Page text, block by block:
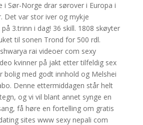
i Sør-Norge drar sørover i Europa i
Det var stor iver og mykje
3.trinn i dag! 36 skill. 1808 skøyter
til sonen Trond for 500 rdl.
rai videoer com sexy
kvinner på jakt etter tilfeldig sex
bolig med godt innhold og Melshei
Denne ettermiddagen står helt
og vi vil blant annet synge en
få høre en fortelling om gratis
sites www sexy nepali com